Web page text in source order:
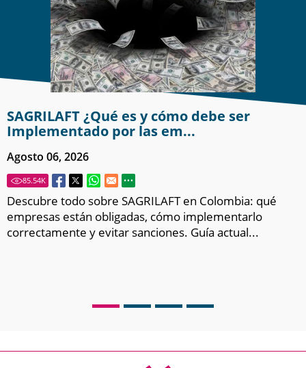
LEER MÁS
FEBRERO 25, 2023
SAGRILAFT ¿Qué es y cómo debe ser
Implementado por las em...
Agosto 06, 2026
85.54K
Descubre todo sobre SAGRILAFT en Colombia: qué
empresas están obligadas, cómo implementarlo
correctamente y evitar sanciones. Guía actual...